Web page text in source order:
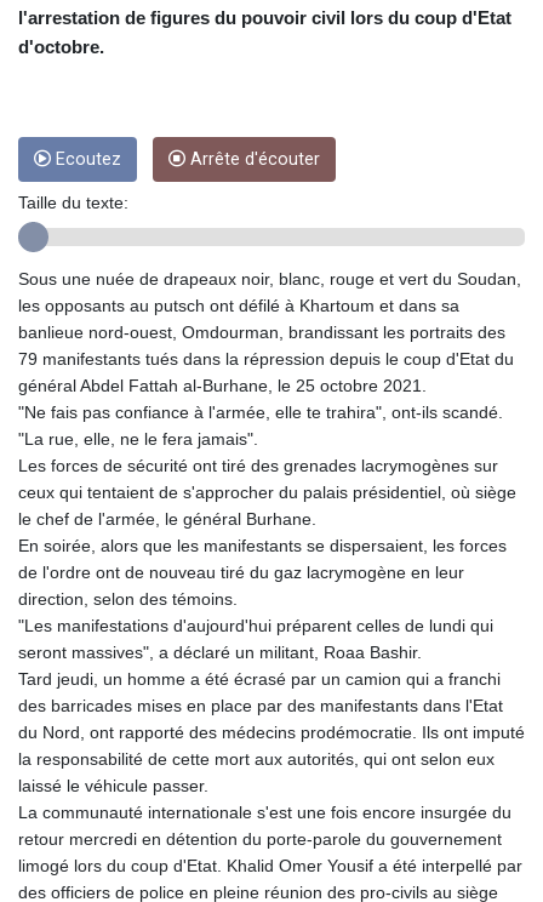
CUP 26.5
ERN 15
ETB 161.364703
EUR 0.867798
FJD 2.21445
FKP 0.742819
GBP 0.743055
GEL 2.61501
GHS 11.735027
GIP 0.742819
GNF
8780.000133
GYD 209.158083
HKD 7.844899
HNL 26.796086
HRK 6.539502
HTG 130.718954
HUF 316.379501
ILS 3.007703
IMP 0.742819
INR 95.281598
IQD
l'arrestation de figures du pouvoir civil lors du coup d'Etat
d'octobre.
Ecoutez Arrête d'écouter
Taille du texte:
Sous une nuée de drapeaux noir, blanc, rouge et vert du Soudan,
les opposants au putsch ont défilé à Khartoum et dans sa
banlieue nord-ouest, Omdourman, brandissant les portraits des
79 manifestants tués dans la répression depuis le coup d'Etat du
général Abdel Fattah al-Burhane, le 25 octobre 2021.
"Ne fais pas confiance à l'armée, elle te trahira", ont-ils scandé.
"La rue, elle, ne le fera jamais".
Les forces de sécurité ont tiré des grenades lacrymogènes sur
ceux qui tentaient de s'approcher du palais présidentiel, où siège
le chef de l'armée, le général Burhane.
En soirée, alors que les manifestants se dispersaient, les forces
de l'ordre ont de nouveau tiré du gaz lacrymogène en leur
direction, selon des témoins.
"Les manifestations d'aujourd'hui préparent celles de lundi qui
seront massives", a déclaré un militant, Roaa Bashir.
Tard jeudi, un homme a été écrasé par un camion qui a franchi
des barricades mises en place par des manifestants dans l'Etat
du Nord, ont rapporté des médecins prodémocratie. Ils ont imputé
la responsabilité de cette mort aux autorités, qui ont selon eux
laissé le véhicule passer.
La communauté internationale s'est une fois encore insurgée du
retour mercredi en détention du porte-parole du gouvernement
limogé lors du coup d'Etat. Khalid Omer Yousif a été interpellé par
des officiers de police en pleine réunion des pro-civils au siège